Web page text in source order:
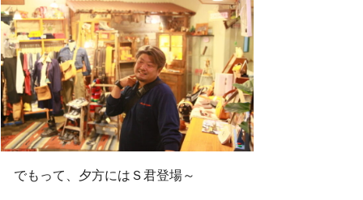
でもって、夕方にはＳ君登場～